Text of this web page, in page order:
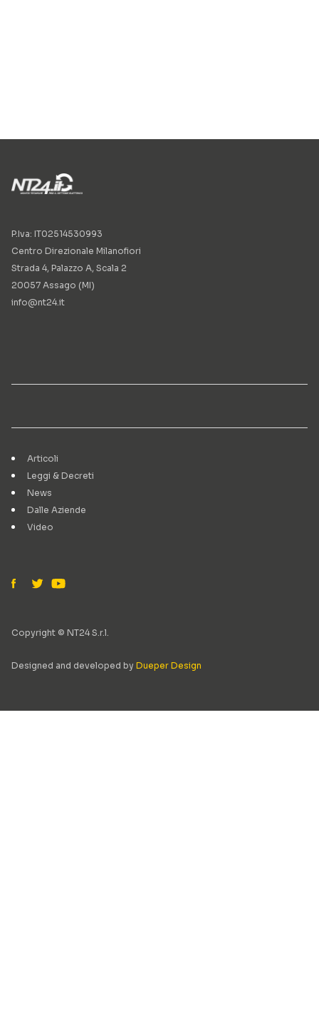
P.Iva: IT02514530993
Centro Direzionale Milanofiori
Strada 4, Palazzo A, Scala 2
20057 Assago (MI)
info@nt24.it
Articoli
Leggi & Decreti
News
Dalle Aziende
Video
Copyright © NT24 S.r.l.
Designed and developed by Dueper Design